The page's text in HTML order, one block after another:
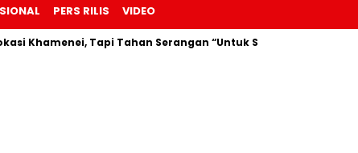
PERS RILIS VIDEO
Tapi Tahan Serangan “Untuk Sekarang”